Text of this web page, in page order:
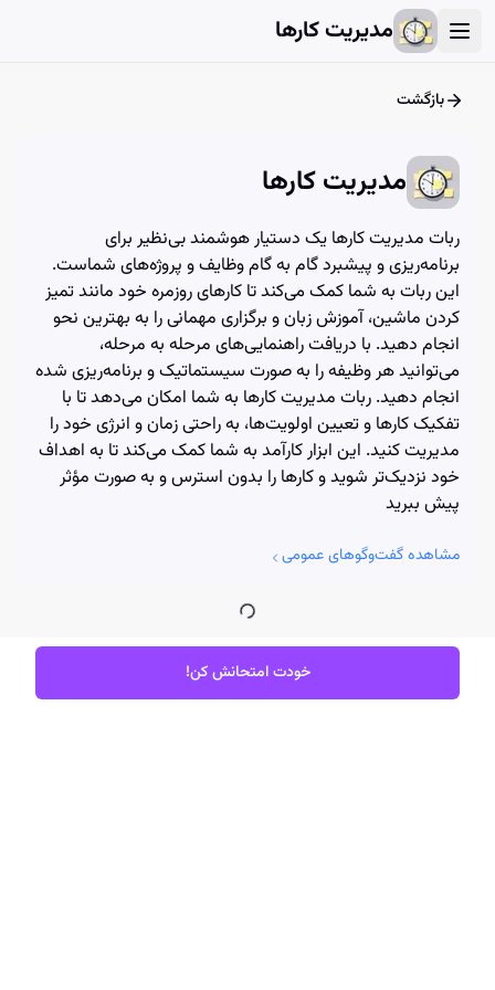
مدیریت کارها
بازگشت
مدیریت کارها
ربات مدیریت کارها یک دستیار هوشمند بی‌نظیر برای
برنامه‌ریزی و پیشبرد گام به گام وظایف و پروژه‌های شماست.
این ربات به شما کمک می‌کند تا کارهای روزمره خود مانند تمیز
کردن ماشین، آموزش زبان و برگزاری مهمانی را به بهترین نحو
انجام دهید. با دریافت راهنمایی‌های مرحله به مرحله،
می‌توانید هر وظیفه را به صورت سیستماتیک و برنامه‌ریزی شده
انجام دهید. ربات مدیریت کارها به شما امکان می‌دهد تا با
تفکیک کارها و تعیین اولویت‌ها، به راحتی زمان و انرژی خود را
مدیریت کنید. این ابزار کارآمد به شما کمک می‌کند تا به اهداف
خود نزدیک‌تر شوید و کارها را بدون استرس و به صورت مؤثر
پیش ببرید
مشاهده گفت‌وگوهای عمومی
خودت امتحانش کن!